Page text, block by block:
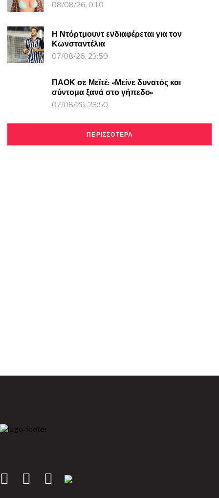
08/08/26, 0:10
Η Ντόρτμουντ ενδιαφέρεται για τον
Κωνσταντέλια
07/08/26, 23:59
ΠΑΟΚ σε Μεϊτέ: «Μείνε δυνατός και
σύντομα ξανά στο γήπεδο»
07/08/26, 23:50
ΠΕΡΙΣΣΟΤΕΡΑ